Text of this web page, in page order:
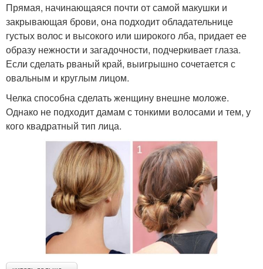
Прямая, начинающаяся почти от самой макушки и
закрывающая брови, она подходит обладательнице
густых волос и высокого или широкого лба, придает ее
образу нежности и загадочности, подчеркивает глаза.
Если сделать рваный край, выигрышно сочетается с
овальным и круглым лицом.
Челка способна сделать женщину внешне моложе.
Однако не подходит дамам с тонкими волосами и тем, у
кого квадратный тип лица.